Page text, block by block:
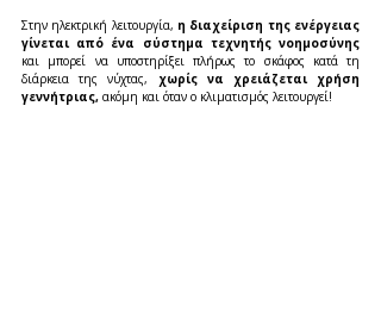
Στην ηλεκτρική λειτουργία, η διαχείριση της ενέργειας
και μπορεί να υποστηρίξει πλήρως το σκάφος κατά τη
διάρκεια της νύχτας,
χωρίς να χρειάζεται χρήση
γεννήτριας, ακόμη και όταν ο κλιματισμός λειτουργεί!